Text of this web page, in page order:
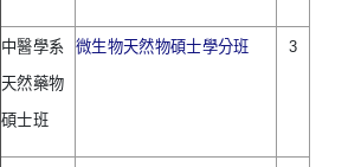
中醫學系
天然藥物
碩士班
微生物天然物碩士學分班 3